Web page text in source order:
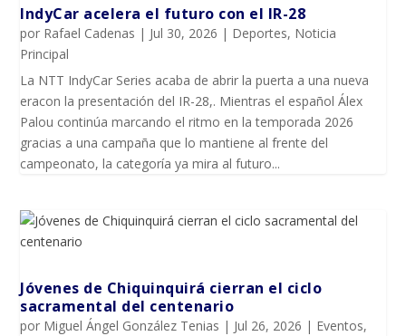
IndyCar acelera el futuro con el IR-28
por Rafael Cadenas | Jul 30, 2026 | Deportes, Noticia
Principal
La NTT IndyCar Series acaba de abrir la puerta a una nueva
eracon la presentación del IR-28,. Mientras el español Álex
Palou continúa marcando el ritmo en la temporada 2026
gracias a una campaña que lo mantiene al frente del
campeonato, la categoría ya mira al futuro...
Jóvenes de Chiquinquirá cierran el ciclo
sacramental del centenario
por Miguel Ángel González Tenias | Jul 26, 2026 | Eventos,